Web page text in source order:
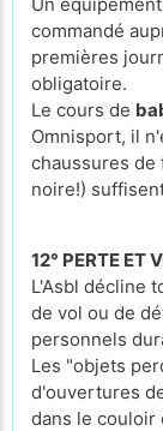
commandé
premières
obligatoire.
Le cours de
Omnisport, il
chaussures de
noire!)
12° PERTE ET
L'Asbl décline
de vol ou de
personnels
Les "objets
d'ouvertures
dans le couloir